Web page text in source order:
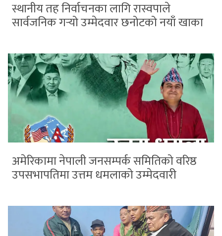
स्थानीय तह निर्वाचनका लागि रास्वपाले
सार्वजनिक गर्‍यो उम्मेदवार छनोटको नयाँ खाका
अमेरिकामा नेपाली जनसम्पर्क समितिको वरिष्ठ
उपसभापतिमा उत्तम धमलाको उम्मेदवारी